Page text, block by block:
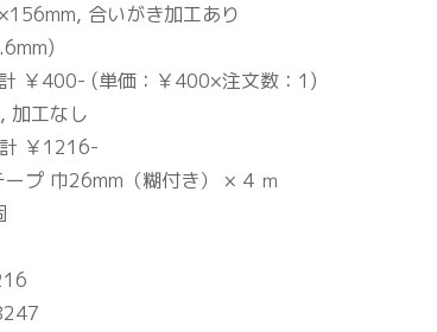
合いがき加工あり
￥400- (単価：￥400×注文数：1)
工なし
￥1216-
プ 巾26mm（糊付き） × 4 ｍ